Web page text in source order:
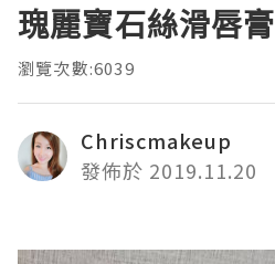
瑰麗寶石絲滑唇膏
瀏覽次數:6039
Chriscmakeup
發佈於 2019.11.20